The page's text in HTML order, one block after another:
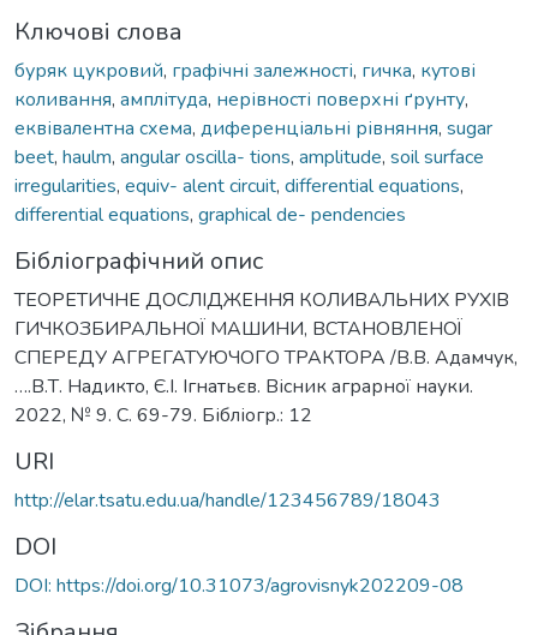
Ключові слова
буряк цукровий, графічні залежності, гичка, кутові
коливання, амплітуда, нерівності поверхні ґрунту,
еквівалентна схема, диференціальні рівняння, sugar
beet, haulm, angular oscilla- tions, amplitude, soil surface
irregularities, equiv- alent circuit, differential equations,
differential equations, graphical de- pendencies
Бібліографічний опис
ТЕОРЕТИЧНЕ ДОСЛІДЖЕННЯ КОЛИВАЛЬНИХ РУХІВ
ГИЧКОЗБИРАЛЬНОЇ МАШИНИ, ВСТАНОВЛЕНОЇ
СПЕРЕДУ АГРЕГАТУЮЧОГО ТРАКТОРА /В.В. Адамчук,
….В.Т. Надикто, Є.І. Ігнатьєв. Вісник аграрної науки.
2022, № 9. С. 69-79. Бібліогр.: 12
URI
http://elar.tsatu.edu.ua/handle/123456789/18043
DOI
DOI: https://doi.org/10.31073/agrovisnyk202209-08